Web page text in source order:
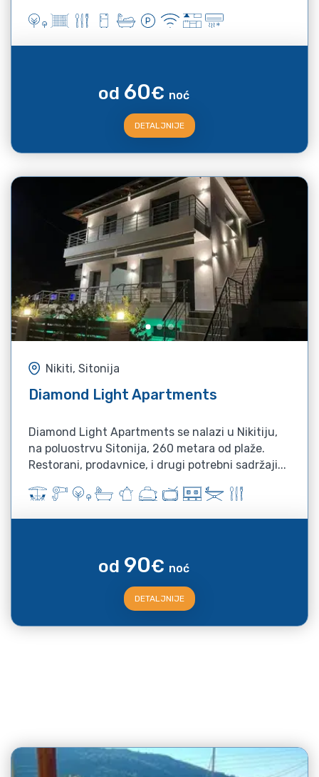
od 60€ noć
DETALJNIJE
Nikiti, Sitonija
Diamond Light Apartments
Diamond Light Apartments se nalazi u Nikitiju,
na poluostrvu Sitonija, 260 metara od plaže.
Restorani, prodavnice, i drugi potrebni sadržaji...
od 90€ noć
DETALJNIJE